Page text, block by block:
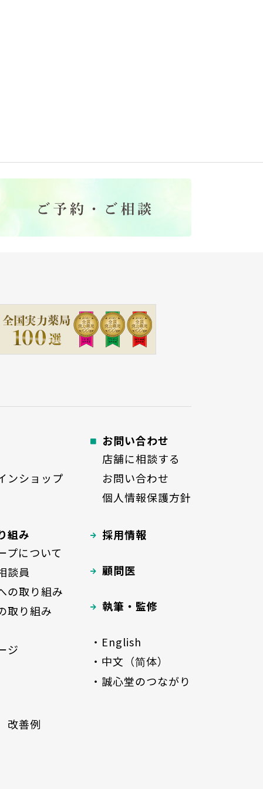
ンショップ
組み
プについて
談員
の取り組み
取り組み
ジ
改善例
お問い合わせ
店舗に相談する
お問い合わせ
個人情報保護方針
採用情報
顧問医
執筆・監修
・English
・中文（简体）
・誠心堂のつながり